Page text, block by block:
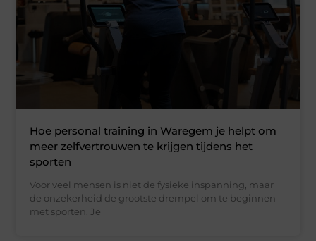
Hoe personal training in Waregem je helpt om
meer zelfvertrouwen te krijgen tijdens het
sporten
Voor veel mensen is niet de fysieke inspanning, maar
de onzekerheid de grootste drempel om te beginnen
met sporten. Je